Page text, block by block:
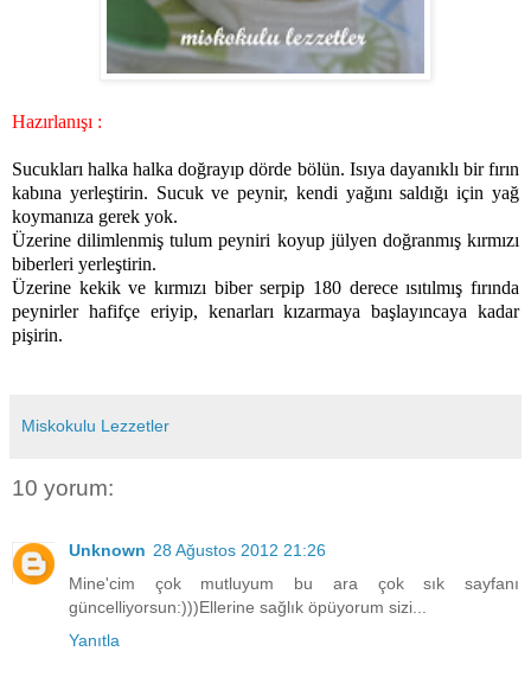
Hazırlanışı :
Sucukları halka halka doğrayıp dörde bölün. Isıya dayanıklı bir fırın
kabına yerleştirin. Sucuk ve peynir, kendi yağını saldığı için yağ
koymanıza gerek yok.
Üzerine dilimlenmiş tulum peyniri koyup jülyen doğranmış kırmızı
biberleri yerleştirin.
Üzerine kekik ve kırmızı biber serpip 180 derece ısıtılmış fırında
peynirler hafifçe eriyip, kenarları kızarmaya başlayıncaya kadar
pişirin.
Miskokulu Lezzetler
10 yorum:
Unknown 28 Ağustos 2012 21:26
Mine'cim çok mutluyum bu ara çok sık sayfanı
güncelliyorsun:)))Ellerine sağlık öpüyorum sizi...
Yanıtla